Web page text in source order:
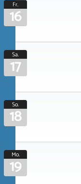
Fr.
16
Sa.
17
So.
18
Mo.
19